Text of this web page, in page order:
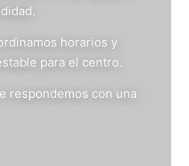
horarios y
para el centro.
respondemos con una